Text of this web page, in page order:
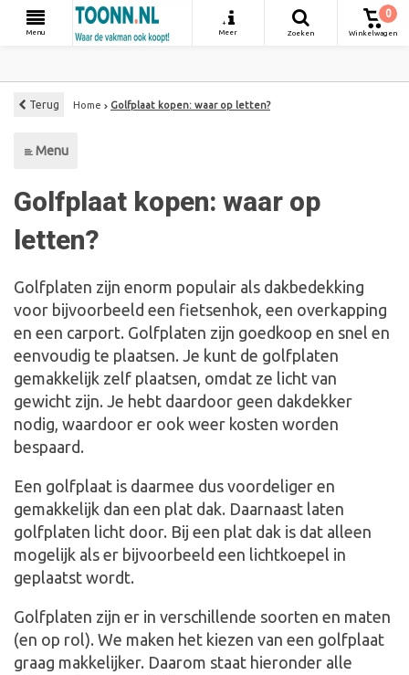
Menu
+
Meer
Zoeken
0
Winkelwagen
Terug Home Golfplaat kopen: waar op letten?
Menu
Golfplaat kopen: waar op
letten?
Golfplaten zijn enorm populair als dakbedekking
voor bijvoorbeeld een fietsenhok, een overkapping
en een carport. Golfplaten zijn goedkoop en snel en
eenvoudig te plaatsen. Je kunt de golfplaten
gemakkelijk zelf plaatsen, omdat ze licht van
gewicht zijn. Je hebt daardoor geen dakdekker
nodig, waardoor er ook weer kosten worden
bespaard.
Een golfplaat is daarmee dus voordeliger en
gemakkelijk dan een plat dak. Daarnaast laten
golfplaten licht door. Bij een plat dak is dat alleen
mogelijk als er bijvoorbeeld een lichtkoepel in
geplaatst wordt.
Golfplaten zijn er in verschillende soorten en maten
(en op rol). We maken het kiezen van een golfplaat
graag makkelijker. Daarom staat hieronder alle